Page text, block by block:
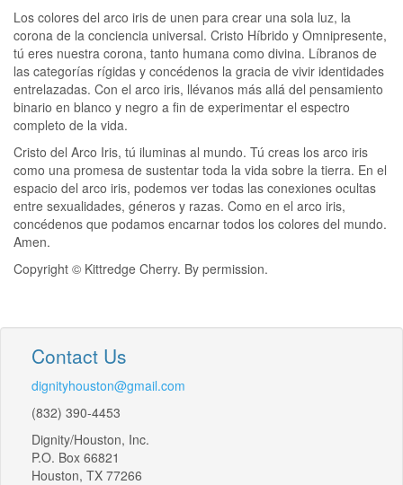
Los colores del arco iris de unen para crear una sola luz, la
corona de la conciencia universal. Cristo Híbrido y Omnipresente,
tú eres nuestra corona, tanto humana como divina. Líbranos de
las categorías rígidas y concédenos la gracia de vivir identidades
entrelazadas. Con el arco iris, llévanos más allá del pensamiento
binario en blanco y negro a fin de experimentar el espectro
completo de la vida.
Cristo del Arco Iris, tú iluminas al mundo. Tú creas los arco iris
como una promesa de sustentar toda la vida sobre la tierra. En el
espacio del arco iris, podemos ver todas las conexiones ocultas
entre sexualidades, géneros y razas. Como en el arco iris,
concédenos que podamos encarnar todos los colores del mundo.
Amen.
Copyright © Kittredge Cherry. By permission.
Contact Us
dignityhouston@gmail.com
(832) 390-4453
Dignity/Houston, Inc.
P.O. Box 66821
Houston, TX 77266